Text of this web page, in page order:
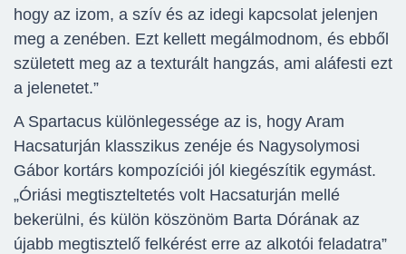
hogy az izom, a szív és az idegi kapcsolat jelenjen
meg a zenében. Ezt kellett megálmodnom, és ebből
született meg az a texturált hangzás, ami aláfesti ezt
a jelenetet.”
A Spartacus különlegessége az is, hogy Aram
Hacsaturján klasszikus zenéje és Nagysolymosi
Gábor kortárs kompozíciói jól kiegészítik egymást.
„Óriási megtiszteltetés volt Hacsaturján mellé
bekerülni, és külön köszönöm Barta Dórának az
újabb megtisztelő felkérést erre az alkotói feladatra”